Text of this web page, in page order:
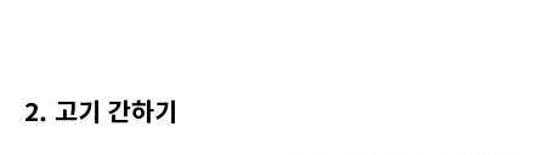
2. 고기 간하기